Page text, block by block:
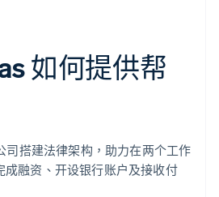
如何提供帮
司搭建法律架构，助力在两个工作
成融资、开设银行账户及接收付